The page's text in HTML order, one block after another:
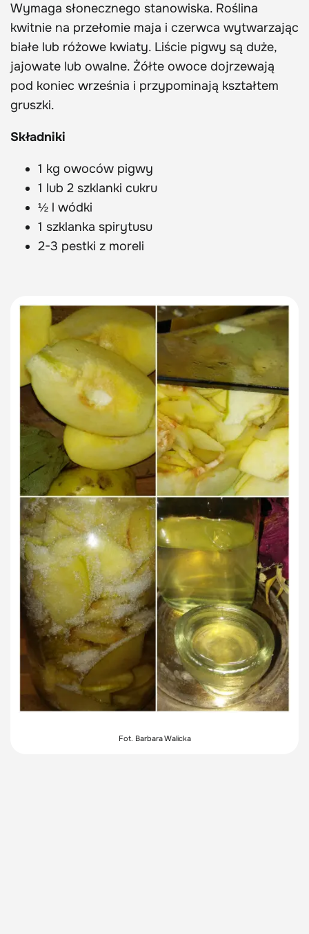
Wymaga słonecznego stanowiska. Roślina
kwitnie na przełomie maja i czerwca wytwarzając
białe lub różowe kwiaty. Liście pigwy są duże,
jajowate lub owalne. Żółte owoce dojrzewają
pod koniec września i przypominają kształtem
gruszki.
Składniki
1 kg owoców pigwy
1 lub 2 szklanki cukru
½ l wódki
1 szklanka spirytusu
2-3 pestki z moreli
Fot. Barbara Walicka